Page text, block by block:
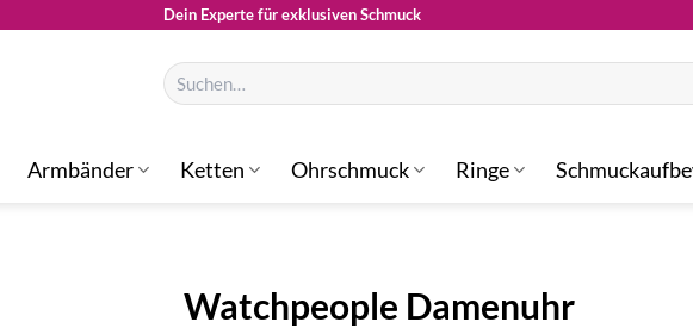
Dein Experte für exklusiven Schmuck
Suchen
nach:
Armbänder Ketten Ohrschmuck Ringe
Watchpeople Damenuhr